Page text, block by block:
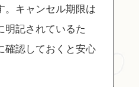
。キャンセル期限は
明記されているた
確認しておくと安心